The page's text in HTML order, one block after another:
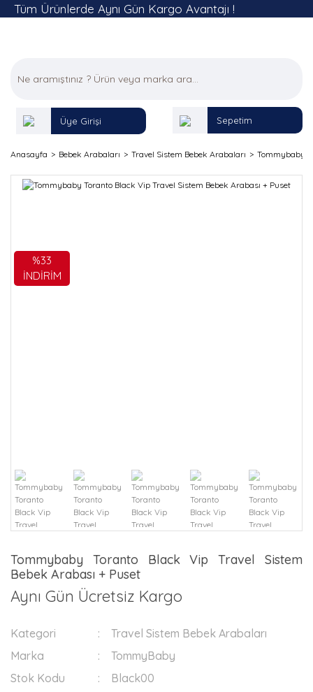
Tüm Ürünlerde Aynı Gün Kargo Avantajı !
Üye Girişi Sepetim
Anasayfa Bebek Arabaları Travel Sistem Bebek Arabaları Tommybaby
Tommybaby Toranto Black Vip Travel Sistem
Bebek Arabası + Puset
Aynı Gün Ücretsiz Kargo
Kategori
Travel Sistem Bebek Arabaları
Marka
TommyBaby
Stok Kodu
Black00
%33
İNDİRİM